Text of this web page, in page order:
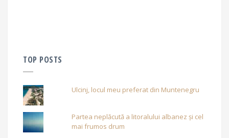
TOP POSTS
Ulcinj, locul meu preferat din Muntenegru
Partea neplăcută a litoralului albanez și cel
mai frumos drum